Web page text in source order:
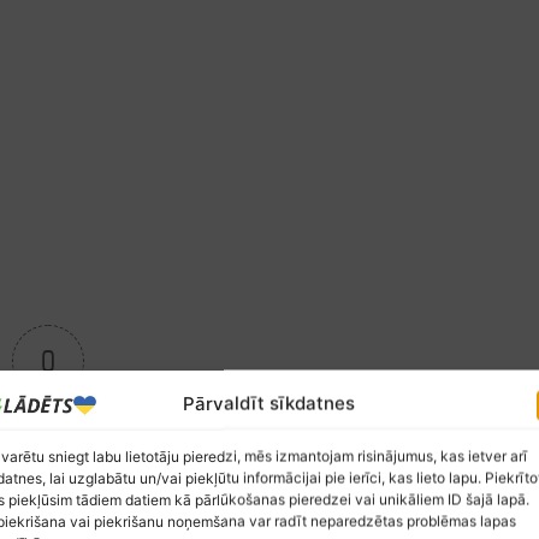
Pārvaldīt sīkdatnes
sniegt labu lietotāju pieredzi, mēs izmantojam risinājumus, kas ietver arī
lai uzglabātu un/vai piekļūtu informācijai pie ierīci, kas lieto lapu.
piekļūsim tādiem datiem kā pārlūkošanas pieredzei vai unikāliem ID šajā lapā.
vai piekrišanu noņemšana var radīt neparedzētas problēmas lapas
0
novērtējums